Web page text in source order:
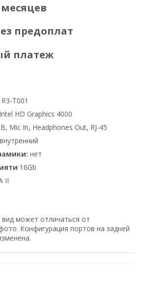
предоплат
платеж
T001
Intel HD Graphics 4000
Mic In, Headphones Out, RJ-45
внутренний
нет
16Gb
II
может отличаться от
Конфигурация портов на задней